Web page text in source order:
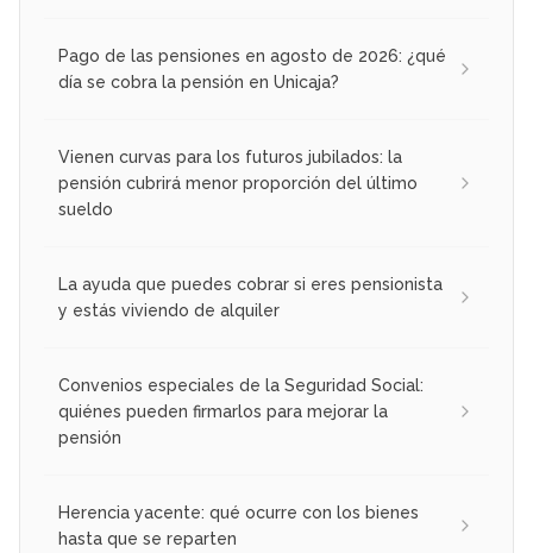
Pago de las pensiones en agosto de 2026: ¿qué
día se cobra la pensión en Unicaja?
Vienen curvas para los futuros jubilados: la
pensión cubrirá menor proporción del último
sueldo
La ayuda que puedes cobrar si eres pensionista
y estás viviendo de alquiler
Convenios especiales de la Seguridad Social:
quiénes pueden firmarlos para mejorar la
pensión
Herencia yacente: qué ocurre con los bienes
hasta que se reparten